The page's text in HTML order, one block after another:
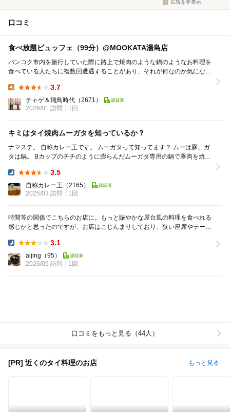
広告を非表示
口コミ
食べ放題ビュッフェ（99分）@MOOKATA湯島店
バンコク市内を旅行していた際に路上で焼肉のような鍋のようなお料理を
食べている人たちに複数回遭遇することがあり、それが何なのか気になっ
3.7
チャゲ＆飛鳥時代 （2671）
2026/01 訪問
1回
キミはタイ焼肉ムーガタを知っているか？
ナマステ。 自称カレー王です。 ムーガタって知ってます？ ムーは豚、ガ
タは鍋。 Bカップのチチのように膨らんだムーガタ専用の鍋で豚肉を焼い
3.5
自称カレー王 （2165）
2025/03 訪問
1回
時間等の関係でこちらのお店に。もっと賑やかな屋台風の料理を食べれる
感じかと思ったのですが、お店はこじんまりしており、狭い座席やテーブ
3.1
aijing （95）
2026/05 訪問
1回
口コミをもっと見る（44人）
[PR] 近くのタイ料理のお店 もっと見る